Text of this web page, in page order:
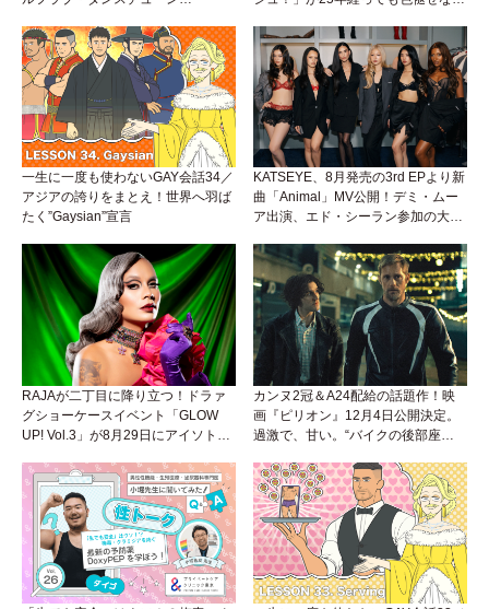
一生に一度も使わないGAY会話34／
アジアの誇りをまとえ！世界へ羽ば
たく”Gaysian”宣言
KATSEYE、8月発売の3rd EPより新
曲「Animal」MV公開！デミ・ムー
ア出演、エド・シーラン参加の大胆
RAJAが二丁目に降り立つ！ドラァ
グショーケースイベント「GLOW
UP! Vol.3」が8月29日にアイソトー
カンヌ2冠＆A24配給の話題作！映
画『ピリオン』12月4日公開決定。
過激で、甘い。“バイクの後部座